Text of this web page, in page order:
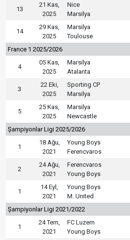
13
21 Kas,
2025
Nice
Marsilya
14
29 Kas,
2025
Marsilya
Toulouse
France 1 2025/2026
4
05 Kas,
2025
Marsilya
Atalanta
3
22 Eki,
2025
Sporting CP
Marsilya
5
25 Kas,
2025
Marsilya
Newcastle
Şampiyonlar Ligi 2025/2026
1
18 Ağu,
2021
Young Boys
Ferencvaros
2
24 Ağu,
2021
Ferencvaros
Young Boys
1
14 Eyl,
2021
Young Boys
M. United
Şampiyonlar Ligi 2021/2022
1
24 Tem,
2021
FC Luzern
Young Boys